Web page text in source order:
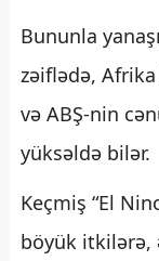
Bununla
zəiflədə,
və ABŞ-nin
yüksəldə bilər.
Keçmiş “El
böyük itkilərə,